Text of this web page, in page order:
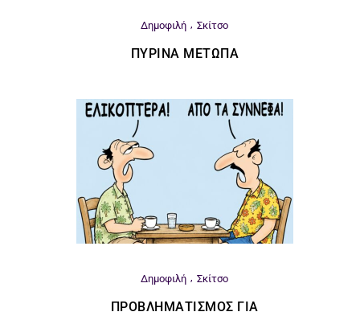
Δημοφιλή Σκίτσο
ΠΎΡΙΝΑ ΜΈΤΩΠΑ
Δημοφιλή Σκίτσο
ΠΡΟΒΛΗΜΑΤΙΣΜΌΣ ΓΙΑ